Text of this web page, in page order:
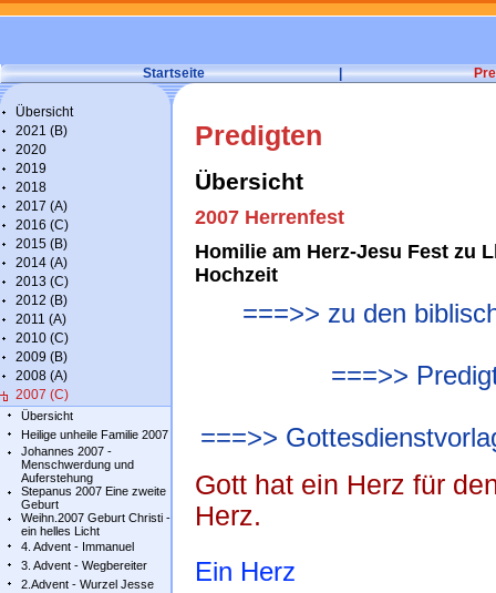
Startseite |
Übersicht
2021 (B)
2020
2019
2018
2017 (A)
2016 (C)
2015 (B)
2014 (A)
2013 (C)
2012 (B)
2011 (A)
2010 (C)
2009 (B)
2008 (A)
2007 (C)
Übersicht
Heilige unheile Familie 2007
Johannes 2007 -
Menschwerdung und
Auferstehung
Stepanus 2007 Eine zweite
Geburt
Weihn.2007 Geburt Christi -
ein helles Licht
4. Advent - Immanuel
3. Advent - Wegbereiter
2.Advent - Wurzel Jesse
Predigten
Übersicht
2007 Herrenfest
Homilie am Herz-Jesu Fest zu
Hochzeit
===>> zu den
===>>
===>>
Gott hat ein Herz für
Herz.
Ein Herz